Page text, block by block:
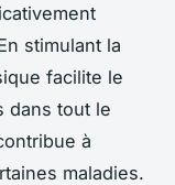
stimulant la
facilite le
dans tout le
à
maladies.